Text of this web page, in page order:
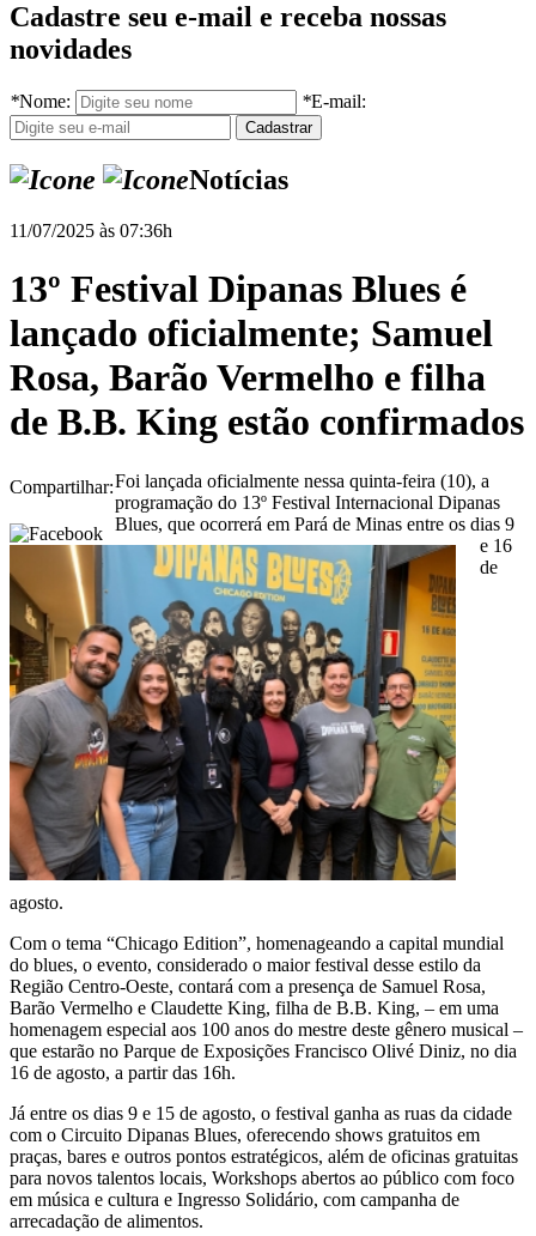
Cadastre seu e-mail e receba nossas
novidades
*Nome: *E-mail:
Notícias
11/07/2025 às 07:36h
13º Festival Dipanas Blues é
lançado oficialmente; Samuel
Rosa, Barão Vermelho e filha
de B.B. King estão confirmados
Compartilhar:Foi lançada oficialmente nessa quinta-feira (10), a
programação do 13º Festival Internacional Dipanas
Blues, que ocorrerá em Pará de Minas entre os dias 9
e 16
de
agosto.
Com o tema “Chicago Edition”, homenageando a capital mundial
do blues, o evento, considerado o maior festival desse estilo da
Região Centro-Oeste, contará com a presença de Samuel Rosa,
Barão Vermelho e Claudette King, filha de B.B. King, – em uma
homenagem especial aos 100 anos do mestre deste gênero musical –
que estarão no Parque de Exposições Francisco Olivé Diniz, no dia
16 de agosto, a partir das 16h.
Já entre os dias 9 e 15 de agosto, o festival ganha as ruas da cidade
com o Circuito Dipanas Blues, oferecendo shows gratuitos em
praças, bares e outros pontos estratégicos, além de oficinas gratuitas
para novos talentos locais, Workshops abertos ao público com foco
em música e cultura e Ingresso Solidário, com campanha de
arrecadação de alimentos.